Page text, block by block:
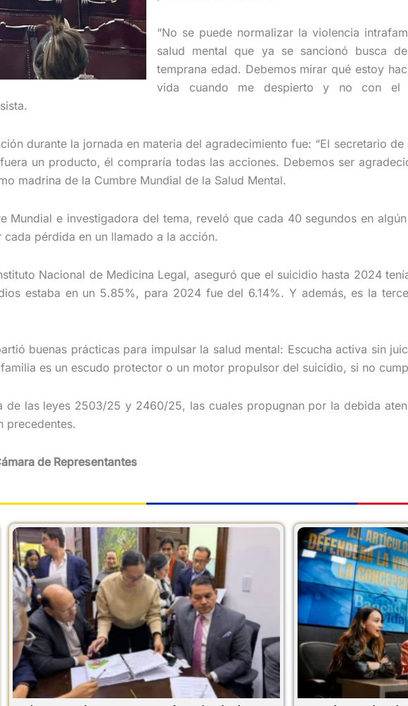
“No se puede normalizar la violencia
salud mental que ya se sancionó busca
temprana edad. Debemos mirar qué estoy
vida cuando me despierto y no con el
durante la jornada en materia del agradecimiento fue: “El secretario
un producto, él compraría todas las acciones. Debemos ser
madrina de la Cumbre Mundial de la Salud Mental.
Mundial e investigadora del tema, reveló que cada 40 segundos en
pérdida en un llamado a la acción.
Nacional de Medicina Legal, aseguró que el suicidio hasta 2024
estaba en un 5.85%, para 2024 fue del 6.14%. Y además, es la
buenas prácticas para impulsar la salud mental: Escucha activa sin
es un escudo protector o un motor propulsor del suicidio, si no
las leyes 2503/25 y 2460/25, las cuales propugnan por la debida
precedentes.
de Representantes